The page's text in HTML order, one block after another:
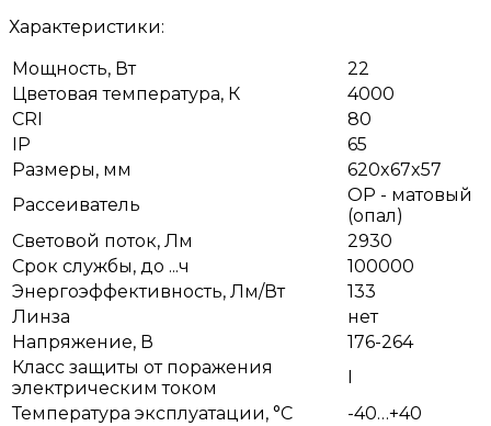
Характеристики:
Мощность, Вт
22
Цветовая температура, К
4000
CRI
80
IP
65
Размеры, мм
620x67x57
Рассеиватель
OP - матовый
(опал)
Световой поток, Лм
2930
Срок службы, до ...ч
100000
Энергоэффективность, Лм/Вт
133
Линза
нет
Напряжение, В
176-264
Класс защиты от поражения
электрическим током
I
Температура эксплуатации, °С
-40…+40